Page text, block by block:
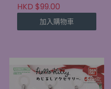
HKD $99.00
加入購物車